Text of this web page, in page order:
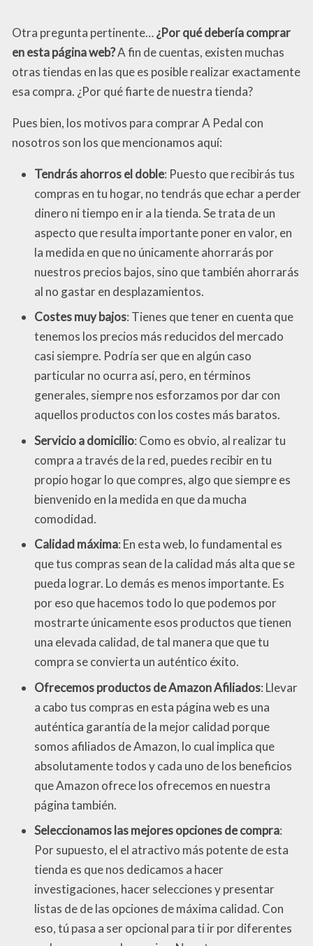
Otra pregunta pertinente…¿Por qué debería comprar
en esta página web?A fin de cuentas, existen muchas
otras tiendas en las que es posible realizar exactamente
esa compra. ¿Por qué fiarte de nuestra tienda?
Pues bien, los motivos para comprar A Pedal con
nosotros son los que mencionamos aquí:
Tendrás ahorros el doble: Puesto que recibirás tus
compras en tu hogar, no tendrás que echar a perder
dinero ni tiempo en ir a la tienda. Se trata de un
aspecto que resulta importante poner en valor, en
la medida en que no únicamente ahorrarás por
nuestros precios bajos, sino que también ahorrarás
al no gastar en desplazamientos.
Costes muy bajos: Tienes que tener en cuenta que
tenemos los precios más reducidos del mercado
casi siempre. Podría ser que en algún caso
particular no ocurra así, pero, en términos
generales, siempre nos esforzamos por dar con
aquellos productos con los costes más baratos.
Servicio a domicilio: Como es obvio, al realizar tu
compra a través de la red, puedes recibir en tu
propio hogar lo que compres, algo que siempre es
bienvenido en la medida en que da mucha
comodidad.
Calidad máxima: En esta web, lo fundamental es
que tus compras sean de la calidad más alta que se
pueda lograr. Lo demás es menos importante. Es
por eso que hacemos todo lo que podemos por
mostrarte únicamente esos productos que tienen
una elevada calidad, de tal manera que que tu
compra se convierta un auténtico éxito.
Ofrecemos productos de Amazon Afiliados: Llevar
a cabo tus compras en esta página web es una
auténtica garantía de la mejor calidad porque
somos afiliados de Amazon, lo cual implica que
absolutamente todos y cada uno de los beneficios
que Amazon ofrece los ofrecemos en nuestra
página también.
Seleccionamos las mejores opciones de compra:
Por supuesto, el el atractivo más potente de esta
tienda es que nos dedicamos a hacer
investigaciones, hacer selecciones y presentar
listas de de las opciones de máxima calidad. Con
eso, tú pasa a ser opcional para ti ir por diferentes